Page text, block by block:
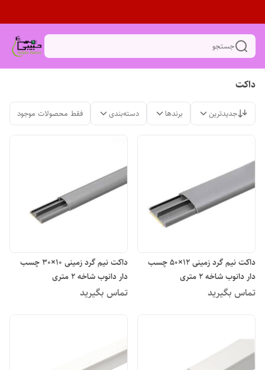
جستجو
داکت
جدیدترین برندها دسته‌بندی فقط محصولات موجود
داکت نیم گرد زمینی 12×50 چسب
دار دانوب شاخه 2 متری
تماس بگیرید
داکت نیم گرد زمینی 10×30 چسب
دار دانوب شاخه 2 متری
تماس بگیرید